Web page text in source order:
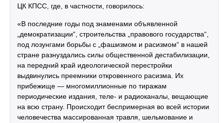
ЦК КПСС, где, в частности, говорилось:
«В последние годы под знаменами объявленной
„демократизации“, строительства „правового государства“,
под лозунгами борьбы с „фашизмом и расизмом“ в нашей
стране разнуздались силы общественной дестабилизации,
на передний край идеологической перестройки
выдвинулись преемники откровенного расизма. Их
прибежище — многомиллионные по тиражам
периодические издания, теле- и радиоканалы, вещающие
на всю страну. Происходит беспримерная во всей истории
человечества массированная травля, шельмование и